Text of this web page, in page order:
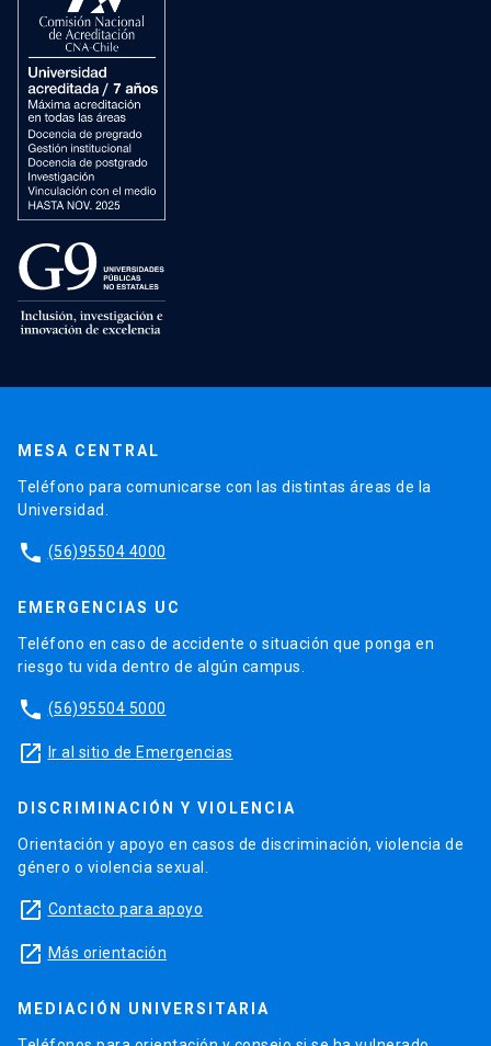
MESA CENTRAL
Teléfono para comunicarse con las distintas áreas de la
Universidad.
phone (56)95504 4000
EMERGENCIAS UC
Teléfono en caso de accidente o situación que ponga en
riesgo tu vida dentro de algún campus.
phone (56)95504 5000
launch Ir al sitio de Emergencias
DISCRIMINACIÓN Y VIOLENCIA
Orientación y apoyo en casos de discriminación, violencia de
género o violencia sexual.
launch Contacto para apoyo
launch Más orientación
MEDIACIÓN UNIVERSITARIA